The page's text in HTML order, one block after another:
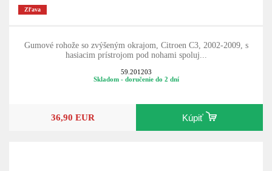
Zľava
Gumové rohože so zvýšeným okrajom, Citroen C3, 2002-2009, s
hasiacim prístrojom pod nohami spoluj...
59.201203
Skladom - doručenie do 2 dní
36,90 EUR Kúpiť